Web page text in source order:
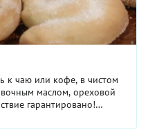
к чаю или кофе, в чистом
маслом, ореховой
гарантировано!
просто и ...